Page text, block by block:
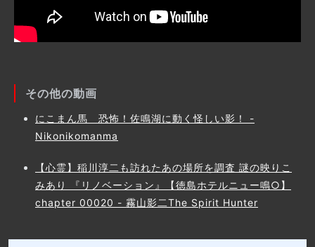
その他の動画
にこまん馬 恐怖！佐鳴湖に動く怪しい影！ -
Nikonikomanma
【心霊】稲川淳二も訪れたあの場所を調査 謎の映りこ
みあり 『リノベーション』【徳島ホテルニュー鳴○】
chapter 00020 - 霧山影二The Spirit Hunter